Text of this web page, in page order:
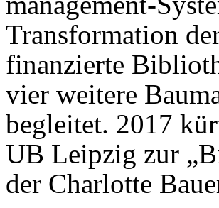
Transformation
finanzierte
vier weitere
begleitet. 2017
UB Leipzig zur
der Charlotte